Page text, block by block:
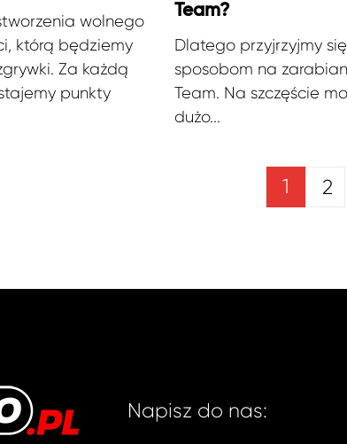
wolnego
którą będziemy
Za każdą
punkty
Team?
Dlatego przyjrzyjmy
sposobom na
Team. Na szczęście
dużo...
1 2
Napisz do nas: